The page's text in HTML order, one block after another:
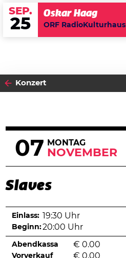
SEP.
25
Oskar Haag
ORF RadioKulturhaus
Konzert
07 MONTAG
NOVEMBER
Slaves
Einlass: 19:30 Uhr
Beginn:20:00 Uhr
Abendkassa € 0.00
Vorverkauf € 0.00